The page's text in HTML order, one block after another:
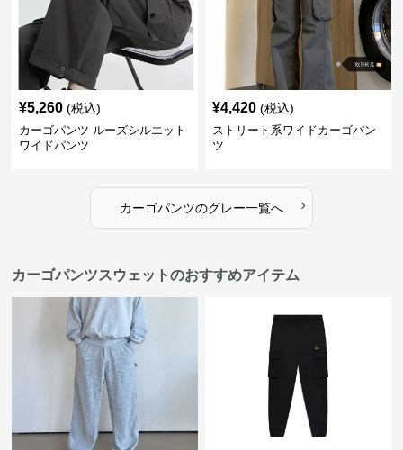
¥5,260 (税込)
カーゴパンツ ルーズシルエット
ワイドパンツ
¥4,420 (税込)
ストリート系ワイドカーゴパン
ツ
カーゴパンツのグレー一覧へ ›
カーゴパンツスウェットのおすすめアイテム